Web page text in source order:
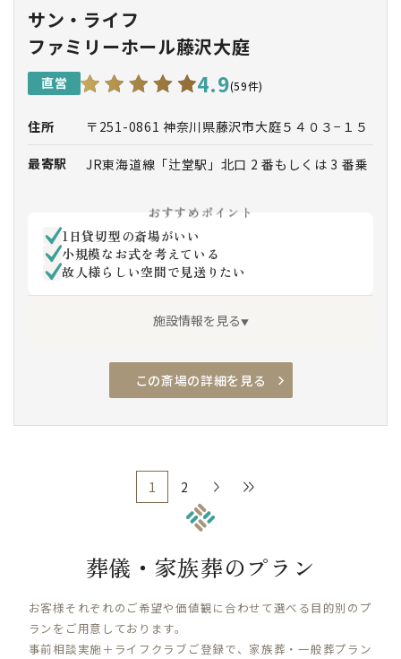
サン・ライフ
ファミリーホール藤沢大庭
直営 4.9(59件)
住所 〒251-0861 神奈川県藤沢市大庭５４０３−１５
最寄駅
JR東海道線「辻堂駅」北口 2 番もしくは 3 番乗
(急行は通過いたしますのでご注意ください)
小田急線「湘南台駅」西口 3 番乗場より「辻堂
駅北口」行き乗車、「大庭小学校」下車徒歩 1
分
JR東海道線「辻堂駅」北口よりタクシーで約 10
小田急線「善行駅」西口よりタクシーで約 10 分
おすすめポイント
1日貸切型の斎場がいい
小規模なお式を考えている
故人様らしい空間で見送りたい
施設情報を見る
駐車場有 安置室
家族葬専用
エレベーター 通夜対応 宿泊 親族控室
この斎場の詳細を見る
1 2 > ≫
葬儀・家族葬のプラン
お客様それぞれのご希望や価値観に合わせて選べる目的別のプ
ランをご用意しております。
事前相談実施＋ライフクラブご登録で、家族葬・一般葬プラン